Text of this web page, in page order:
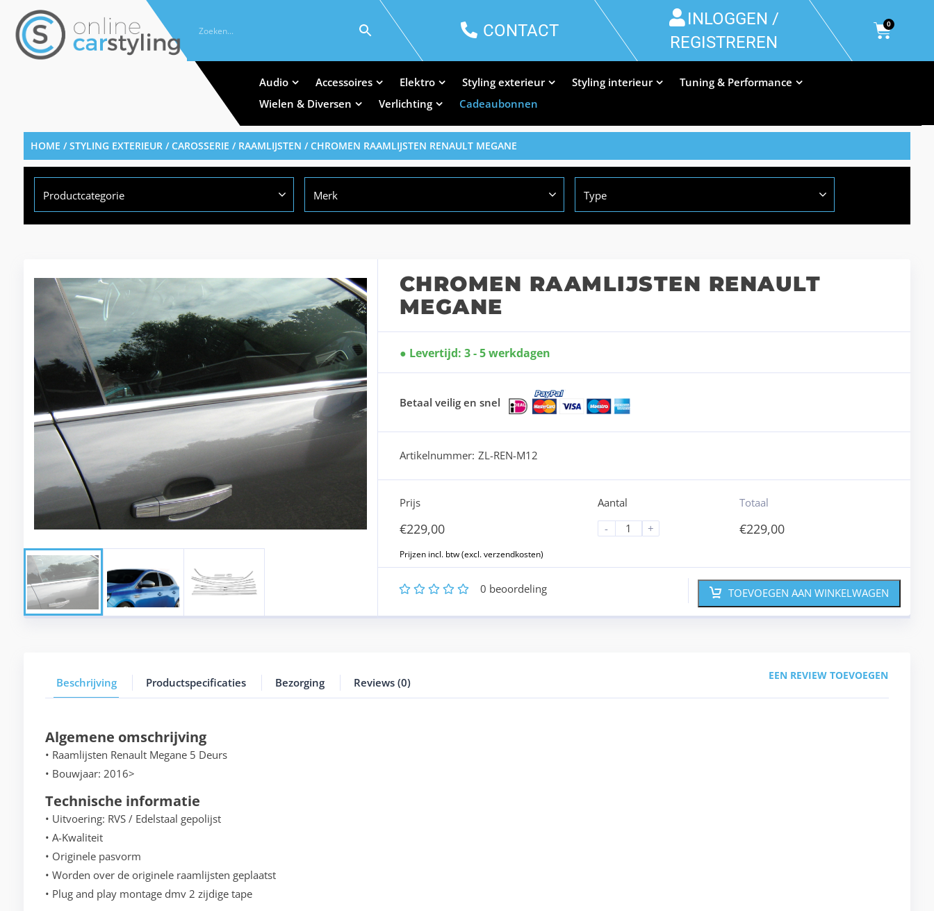
CONTACT
INLOGGEN /
REGISTREREN
0
Audio Accessoires Elektro Styling exterieur Styling interieur
Tuning & Performance
Wielen & Diversen
Verlichting Cadeaubonnen
HOME /STYLING EXTERIEUR/CAROSSERIE / RAAMLIJSTEN / CHROMEN RAAMLIJSTEN RENAULT MEGANE
Productcategorie Merk Type
CHROMEN RAAMLIJSTEN RENAULT
MEGANE
Levertijd: 3 - 5 werkdagen
Betaal veilig en snel
Artikelnummer: ZL-REN-M12
Prijs
€229,00
Aantal
-
+
Totaal
€229,00
5
4
3
2 0 beoordeling TOEVOEGEN AAN WINKELWAGEN
Beschrijving Productspecificaties Bezorging Reviews (0)
EEN REVIEW TOEVOEGEN
Algemene omschrijving
• Raamlijsten Renault Megane 5 Deurs
• Bouwjaar: 2016>
Technische informatie
• Uitvoering: RVS / Edelstaal gepolijst
• A-Kwaliteit
• Originele pasvorm
• Worden over de originele raamlijsten geplaatst
• Plug and play montage dmv 2 zijdige tape